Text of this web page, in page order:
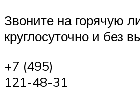
Звоните на горячую
круглосуточно и без
+7 (495)
121-48-31